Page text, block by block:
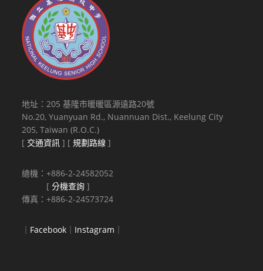
地址：205 基隆市暖暖區源遠路20號
No.20, Yuanyuan Rd., Nuannuan Dist., Keelung City
205, Taiwan (R.O.C.)
[ 交通資訊 ] [規劃路線 ]
總機：+886-2-24582052
[分機查詢 ]
傳真：+886-2-24573724
Facebook Instagram